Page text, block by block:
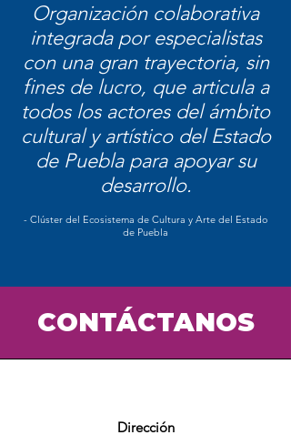
Organización colaborativa
integrada por especialistas
con una gran trayectoria, sin
fines de lucro, que articula a
todos los actores del ámbito
cultural y artístico del Estado
de Puebla para apoyar su
desarrollo.
- Clúster del Ecosistema de Cultura y Arte del Estado
de Puebla
CONTÁCTANOS
Dirección